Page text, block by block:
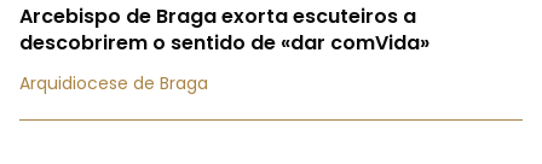
Arcebispo de Braga exorta escuteiros a
descobrirem o sentido de «dar comVida»
Arquidiocese de Braga